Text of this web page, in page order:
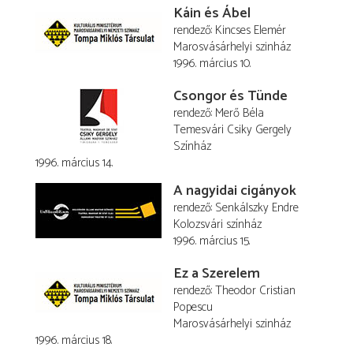
Káin és Ábel
rendező Kincses Elemér
Marosvásárhelyi szinház
1996. március 10.
Csongor és Tünde
rendező Merő Béla
Temesvári Csiky Gergely
Színház
1996. március 14.
A nagyidai cigányok
rendező Senkálszky Endre
Kolozsvári színház
1996. március 15.
Ez a Szerelem
rendező Theodor Cristian
Popescu
Marosvásárhelyi szinház
1996. március 18.